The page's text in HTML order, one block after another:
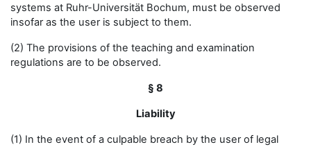
systems at Ruhr-Universität Bochum, must be observed
insofar as the user is subject to them.
(2) The provisions of the teaching and examination
regulations are to be observed.
§ 8
Liability
(1) In the event of a culpable breach by the user of legal